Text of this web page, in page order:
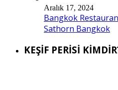
Aralık 17, 2024
Bangkok
Sathorn Bangkok
KEŞİF PERİSİ